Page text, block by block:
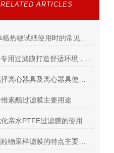
RELATED ARTICLES
素酯过滤膜主要用途